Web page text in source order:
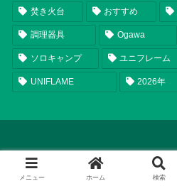
焚き火台 おすすめ
調理器具 Ogawa
ソロキャンプ ユニフレーム
UNIFLAME 2026年
メニュー ホーム 検索